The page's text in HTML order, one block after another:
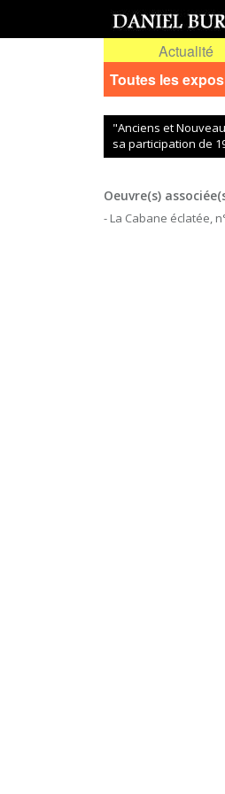
Actualité
Toutes les
"Anciens et
sa participation de
Oeuvre(s)
- La Cabane éclatée,